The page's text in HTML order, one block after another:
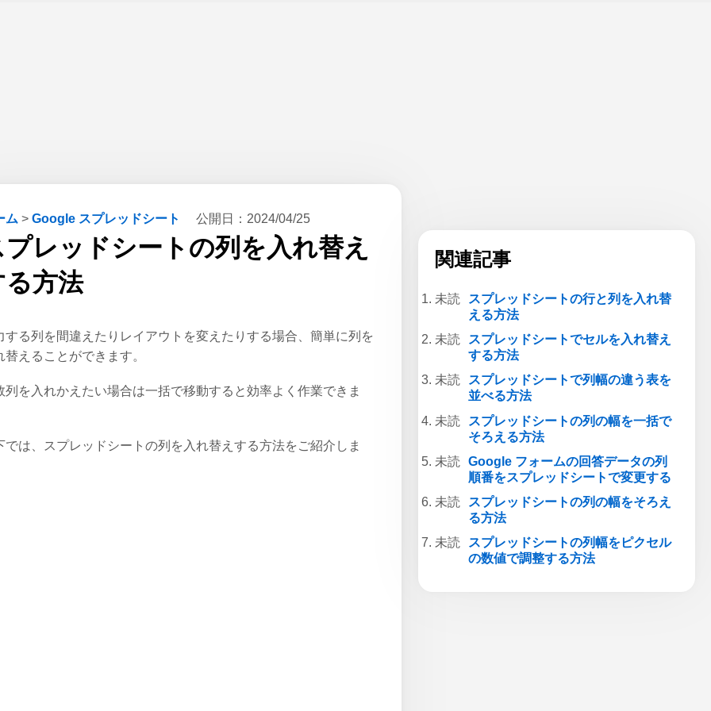
ム > Google スプレッドシート 公開日： 2024/04/25
プレッドシートの列を入れ替え
る方法
する列を間違えたりレイアウトを変えたりする場合、簡単に列を
替えることができます。
列を入れかえたい場合は一括で移動すると効率よく作業できま
では、スプレッドシートの列を入れ替えする方法をご紹介しま
関連記事
スプレッドシートの行と列を入れ替
える方法
スプレッドシートでセルを入れ替え
する方法
スプレッドシートで列幅の違う表を
並べる方法
スプレッドシートの列の幅を一括で
そろえる方法
Google フォームの回答データの列
順番をスプレッドシートで変更する
スプレッドシートの列の幅をそろえ
る方法
スプレッドシートの列幅をピクセル
の数値で調整する方法